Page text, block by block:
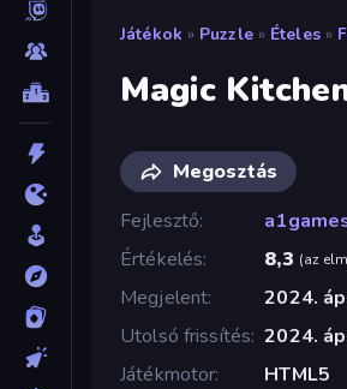
Játékok » Puzzle » Ételes »
Magic
Megosztás
Fejlesztő
Értékelés
8,3 (az
Megjelent
2024.
Utolsó frissítés 2024.
Játékmotor
HTML5